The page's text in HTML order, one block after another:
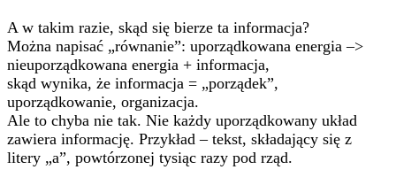
A w takim razie, skąd się bierze ta informacja?
Można napisać „równanie”: uporządkowana energia –>
nieuporządkowana energia + informacja,
skąd wynika, że informacja = „porządek”,
uporządkowanie, organizacja.
Ale to chyba nie tak. Nie każdy uporządkowany układ
zawiera informację. Przykład – tekst, składający się z
litery „a”, powtórzonej tysiąc razy pod rząd.